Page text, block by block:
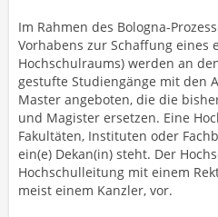
Im Rahmen des Bologna-
Vorhabens zur Schaffung eines
Hochschulraums) werden an
gestufte Studiengänge mit den
Master angeboten, die die
und Magister ersetzen. Eine
Fakultäten, Instituten oder
ein(e) Dekan(in) steht. Der
Hochschulleitung mit einem
meist einem Kanzler, vor.